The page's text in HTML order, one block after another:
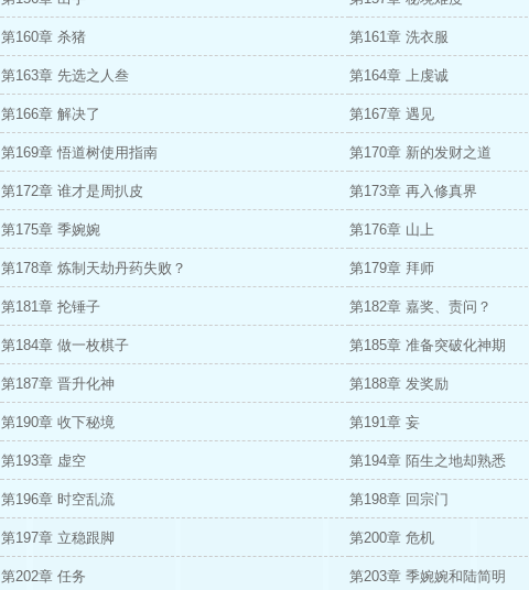
第160章 杀猪 第161章 洗衣服
第163章 先选之人叁 第164章 上虔诚
第166章 解决了 第167章 遇见
第169章 悟道树使用指南 第170章 新的发财之道
第172章 谁才是周扒皮 第173章 再入修真界
第175章 季婉婉 第176章 山上
第178章 炼制天劫丹药失败？ 第179章 拜师
第181章 抡锤子 第182章 嘉奖、责问？
第184章 做一枚棋子 第185章 准备突破化神期
第187章 晋升化神 第188章 发奖励
第190章 收下秘境 第191章 妄
第193章 虚空 第194章 陌生之地却熟悉
第196章 时空乱流 第198章 回宗门
第197章 立稳跟脚 第200章 危机
第202章 任务 第203章 季婉婉和陆简明